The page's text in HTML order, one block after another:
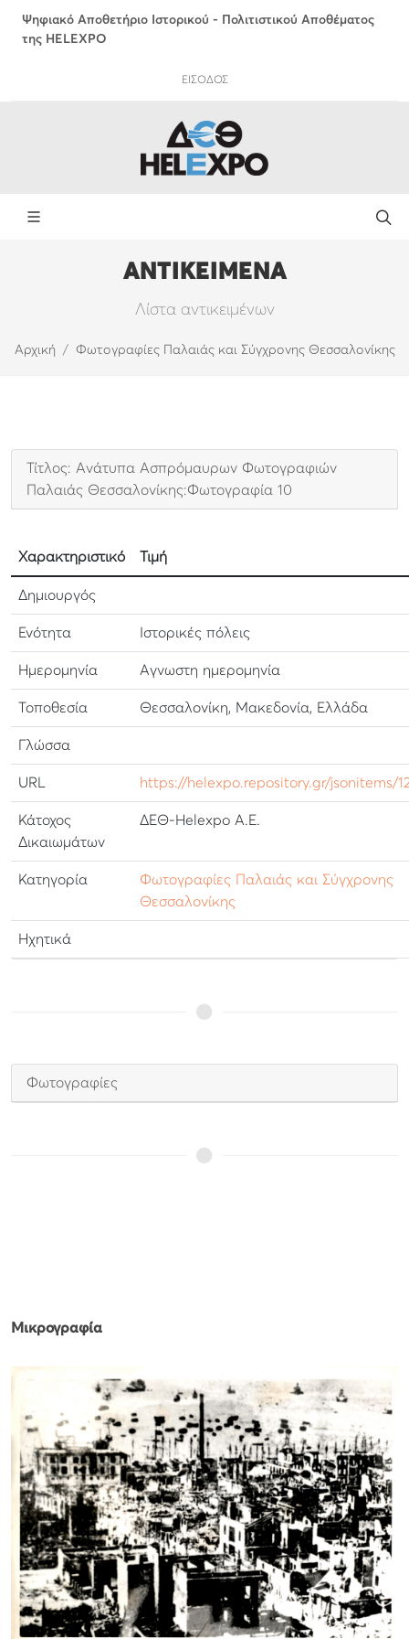
Ψηφιακό Αποθετήριο Ιστορικού - Πολιτιστικού Αποθέματος
της HELEXPO
ΕΙΣΟΔΟΣ
ΑΝΤΙΚΕΙΜΕΝΑ
Λίστα αντικειμένων
Αρχική Φωτογραφίες Παλαιάς και Σύγχρονης Θεσσαλονίκης
Τίτλος: Ανάτυπα Ασπρόμαυρων Φωτογραφιών
Παλαιάς Θεσσαλονίκης:Φωτογραφία 10
Χαρακτηριστικό Τιμή
Δημιουργός
Ενότητα Ιστορικές πόλεις
Ημερομηνία Αγνωστη ημερομηνία
Τοποθεσία Θεσσαλονίκη, Μακεδονία, Ελλάδα
Γλώσσα
URL https://helexpo.repository.gr/jsonitems/
Κάτοχος
Δικαιωμάτων
ΔΕΘ-Helexpo Α.Ε.
Κατηγορία
Φωτογραφίες Παλαιάς και Σύγχρονης
Θεσσαλονίκης
Ηχητικά
Φωτογραφίες
Μικρογραφία